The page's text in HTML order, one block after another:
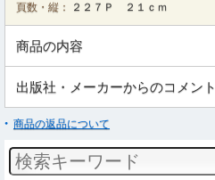
頁数・縦：
２２７Ｐ ２１ｃｍ
商品の内容
出版社・メーカーからのコメント
商品の返品について